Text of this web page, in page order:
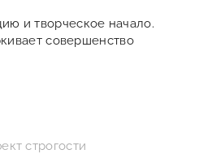
и творческое начало.
совершенство
строгости